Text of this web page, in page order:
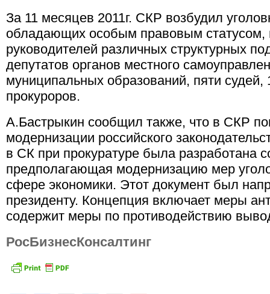
За 11 месяцев 2011г. СКР возбудил
обладающих особым правовым статусом,
руководителей различных структурных
депутатов органов местного
муниципальных образований, пяти судей,
прокуроров.
А.Бастрыкин сообщил также, что в СКР
модернизации российского
в СК при прокуратуре была разработана
предполагающая модернизацию мер
сфере экономики. Этот документ был
президенту. Концепция включает меры
содержит меры по противодействию
РосБизнесКонсалтинг